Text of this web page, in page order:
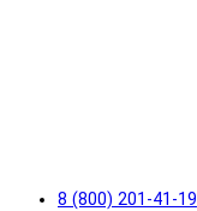
8 (800) 201-41-19